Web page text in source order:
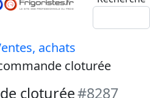
achats
cloturée
cloturée#8287